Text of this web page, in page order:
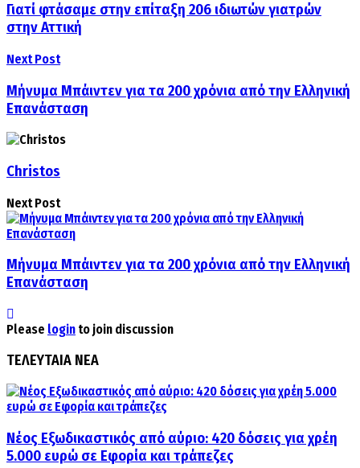
Γιατί φτάσαμε στην επίταξη 206 ιδιωτών γιατρών
στην Αττική
Next Post
Μήνυμα Μπάιντεν για τα 200 χρόνια από την Ελληνική
Επανάσταση
Christos
Next Post
Μήνυμα Μπάιντεν για τα 200 χρόνια από την Ελληνική
Επανάσταση
Please login to join discussion
ΤΕΛΕΥΤΑΙΑ ΝΕΑ
Νέος Εξωδικαστικός από αύριο: 420 δόσεις για χρέη
5.000 ευρώ σε Εφορία και τράπεζες